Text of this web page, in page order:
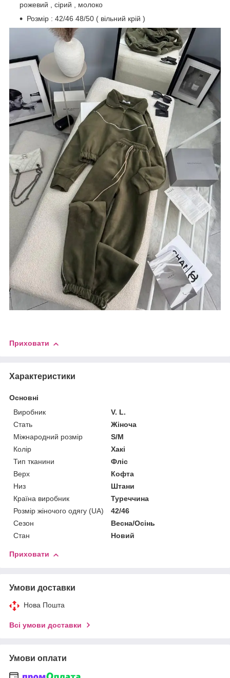
рожевий , сірий , молоко
Розмір : 42/46 48/50 ( вільний крій )
Приховати
Характеристики
Основні
Виробник
V. L.
Стать
Жіноча
Міжнародний розмір
S/M
Колір
Хакі
Тип тканини
Фліс
Верх
Кофта
Низ
Штани
Країна виробник
Туреччина
Розмір жіночого одягу (UA)
42/46
Сезон
Весна/Осінь
Стан
Новий
Приховати
Умови доставки
Нова Пошта
Всі умови доставки
Умови оплати